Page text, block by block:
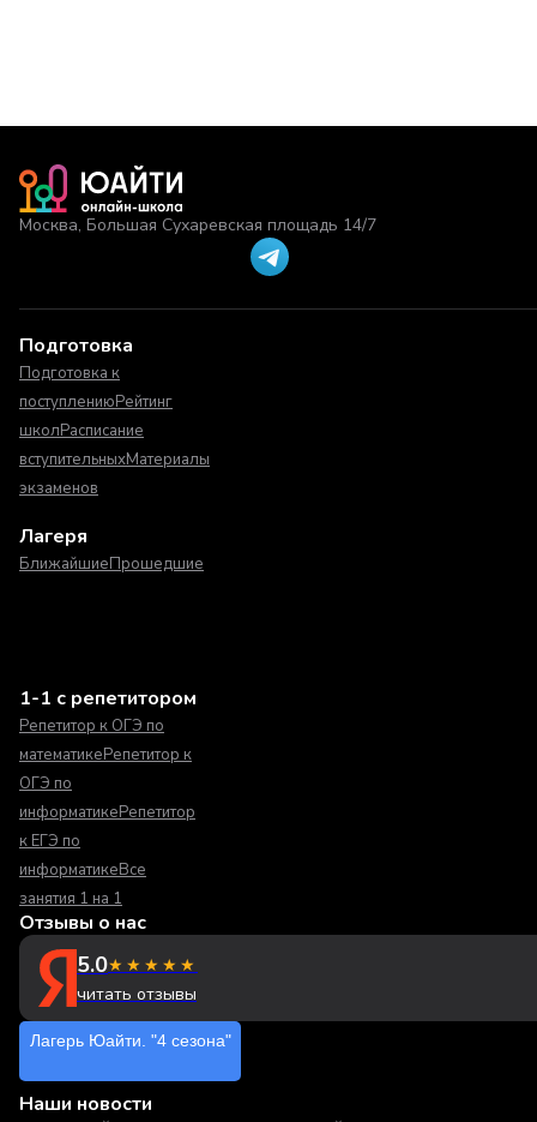
Москва, Большая Сухаревская площадь 14/7
Подготовка
Подготовка к
поступлениюРейтинг
школРасписание
вступительныхМатериалы
экзаменов
Лагеря
БлижайшиеПрошедшие
1-1 с репетитором
Репетитор к ОГЭ по
математикеРепетитор к
ОГЭ по
информатикеРепетитор
к ЕГЭ по
информатикеВсе
занятия 1 на 1
Отзывы о нас
5.0★★★★★
читать отзывы
Лагерь Юайти. "4 сезона"
Наши новости